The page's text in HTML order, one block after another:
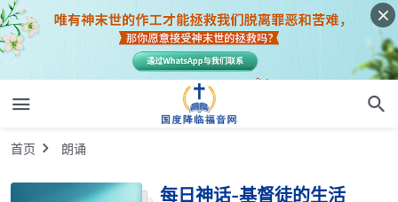
首页 朗诵
每日神话-基督徒的生活